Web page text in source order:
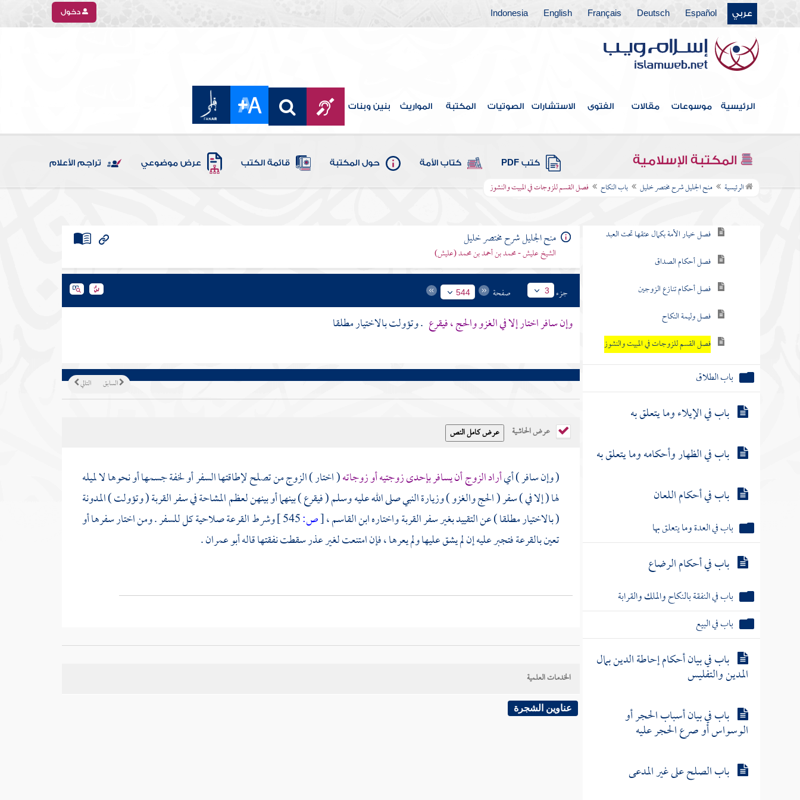
عربي Español
Deutsch
Français
English
Indonesia دخول
الرئيسية موسوعات مقالات الفتوى الاستشارات الصوتيات المكتبة المواريث بنين وبنات
المكتبة الإسلامية كتب PDF كتاب الأمة حول المكتبة قائمة الكتب عرض موضوعي تراجم الأعلام
الرئيسية منح الجليل شرح مختصر خليل باب النكاح فصل القسم للزوجات في المبيت والنشوز
باب اليمين
فصل في النذر
باب الجهاد
باب ما خص به النبي بوجوب
الضحى والأضحى والتهجد والوتر
باب النكاح
فصل خيار الأمة بكمال عتقها تحت العبد
فصل أحكام الصداق
فصل أحكام تنازع الزوجين
فصل وليمة النكاح
فصل القسم للزوجات في المبيت والنشوز
باب الطلاق
باب في الإيلاء وما يتعلق به
باب في الظهار وأحكامه وما يتعلق به
باب في أحكام اللعان
باب في العدة وما يتعلق بها
باب في أحكام الرضاع
باب في النفقة بالنكاح والملك والقرابة
باب في البيع
باب في بيان أحكام إحاطة الدين بمال
المدين والتفليس
باب في بيان أسباب الحجر أو
الوسواس أو صرع الحجر عليه
باب الصلح على غير المدعى
منح الجليل شرح مختصر خليل
الشيخ عليش - محمد بن أحمد بن محمد (عليش)
جزء 3 صفحة 544
وإن سافر اختار إلا في الغزو والحج ، فيقرع . وتؤولت بالاختيار مطلقا
التالي السابق
عرض الحاشية
( وإن سافر ) أيأراد الزوج أن يسافر بإحدى زوجتيه أو زوجاته( اختار ) الزوج من تصلح لإطاقتها السفر أو لخفة جسمها أو نحوها لا لميله
لها ( إلا في ) سفر ( الحج والغزو ) وزيارة النبي صلى الله عليه وسلم ( فيقرع ) بينهما أو بينهن لعظم المشاحة في سفر القربة ( وتؤولت ) المدونة
( بالاختيار مطلقا ) عن التقييد بغير سفر القربة واختارهابن القاسم،[ص:
وشرط القرعة صلاحية كل للسفر . ومن اختار سفرها أو
تعين بالقرعة فتجبر عليه إن لم يشق عليها ولم يعرها ، فإن امتنعت لغير عذر سقطت نفقتها قالهأبو عمران.
الخدمات العلمية
عناوين الشجرة